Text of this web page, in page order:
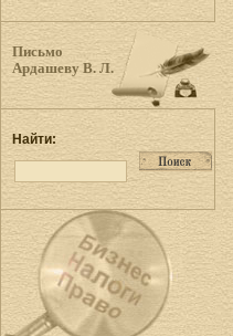
Письмо
Ардашеву В. Л.
Найти: